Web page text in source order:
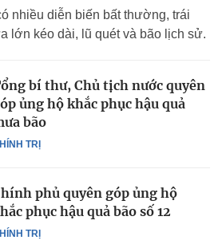
nhiều diễn biến bất thường, trái
lớn kéo dài, lũ quét và bão lịch sử.
TRỊ
bí thư, Chủ tịch nước quyên
ủng hộ khắc phục hậu quả
bão
TRỊ
phủ quyên góp ủng hộ
phục hậu quả bão số 12